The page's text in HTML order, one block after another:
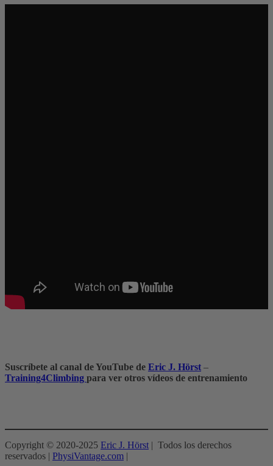
Suscríbete al canal de YouTube de Eric J. Hörst –
Training4Climbing para ver otros vídeos de entrenamiento
Copyright © 2020-2025 Eric J. Hörst | Todos los derechos
reservados | PhysiVantage.com |